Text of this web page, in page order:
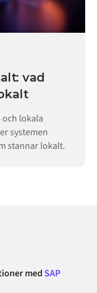
vad
lokala
systemen
stannar lokalt.
medSAP